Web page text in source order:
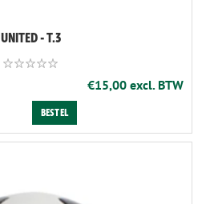
UNITED - T.3
€15,00 excl. BTW